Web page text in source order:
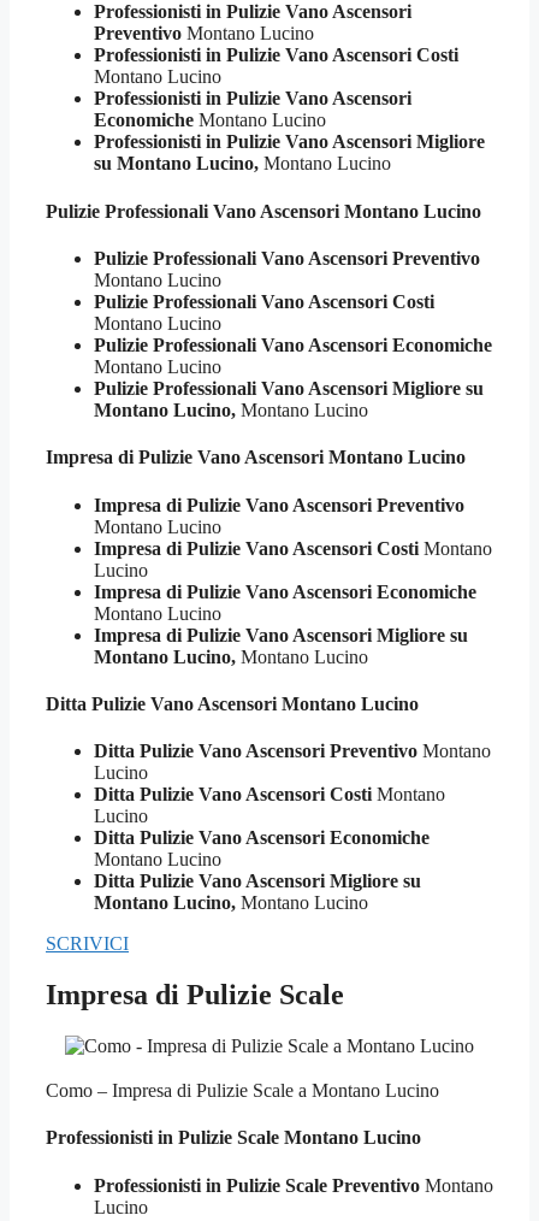
Professionisti in Pulizie Vano Ascensori
Preventivo Montano Lucino
Professionisti in Pulizie Vano Ascensori Costi
Montano Lucino
Professionisti in Pulizie Vano Ascensori
Economiche Montano Lucino
Professionisti in Pulizie Vano Ascensori Migliore
su Montano Lucino, Montano Lucino
Pulizie Professionali Vano Ascensori Montano Lucino
Pulizie Professionali Vano Ascensori Preventivo
Montano Lucino
Pulizie Professionali Vano Ascensori Costi
Montano Lucino
Pulizie Professionali Vano Ascensori Economiche
Montano Lucino
Pulizie Professionali Vano Ascensori Migliore su
Montano Lucino, Montano Lucino
Impresa di Pulizie Vano Ascensori Montano Lucino
Impresa di Pulizie Vano Ascensori Preventivo
Montano Lucino
Impresa di Pulizie Vano Ascensori Costi Montano
Lucino
Impresa di Pulizie Vano Ascensori Economiche
Montano Lucino
Impresa di Pulizie Vano Ascensori Migliore su
Montano Lucino, Montano Lucino
Ditta Pulizie Vano Ascensori Montano Lucino
Ditta Pulizie Vano Ascensori Preventivo Montano
Lucino
Ditta Pulizie Vano Ascensori Costi Montano
Lucino
Ditta Pulizie Vano Ascensori Economiche
Montano Lucino
Ditta Pulizie Vano Ascensori Migliore su
Montano Lucino, Montano Lucino
SCRIVICI
Impresa di Pulizie Scale
Como – Impresa di Pulizie Scale a Montano Lucino
Professionisti in Pulizie Scale Montano Lucino
Professionisti in Pulizie Scale Preventivo Montano
Lucino